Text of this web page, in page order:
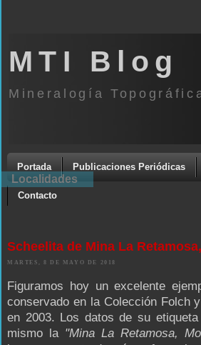
MTI Blog
Mineralogía
Portada Publicaciones Periódicas
Contacto
Scheelita de Mina La
MARTES, 8 DE MAYO DE 2018
Figuramos hoy un excelente
conservado en la Colección Folch
en 2003. Los datos de su
mismo la "Mina La Retamosa,
Localidades